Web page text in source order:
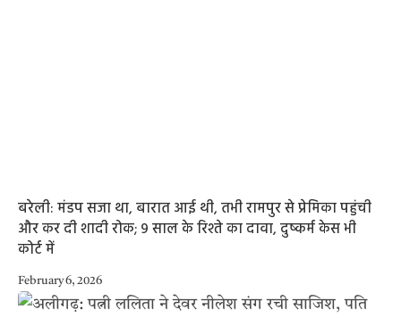
बरेली: मंडप सजा था, बारात आई थी, तभी रामपुर से प्रेमिका पहुंची
और कर दी शादी रोक; 9 साल के रिश्ते का दावा, दुष्कर्म केस भी
कोर्ट में
February 6, 2026